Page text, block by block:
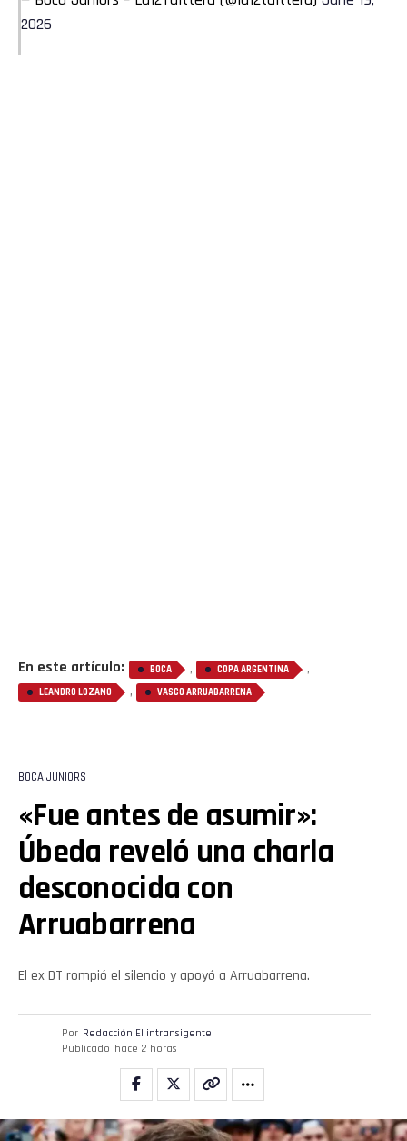
2026
En este artículo: BOCA , COPA ARGENTINA ,
LEANDRO LOZANO , VASCO ARRUABARRENA
BOCA JUNIORS
«Fue antes de asumir»:
Úbeda reveló una charla
desconocida con
Arruabarrena
El ex DT rompió el silencio y apoyó a Arruabarrena.
Por Redacción El intransigente
Publicado hace 2 horas